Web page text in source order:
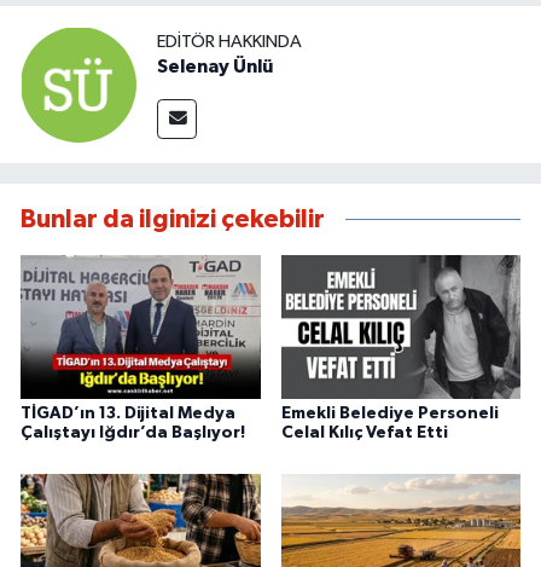
EDITÖR HAKKINDA
Selenay Ünlü
Bunlar da ilginizi çekebilir
TİGAD’ın 13. Dijital Medya
Çalıştayı Iğdır’da Başlıyor!
Emekli Belediye Personeli
Celal Kılıç Vefat Etti